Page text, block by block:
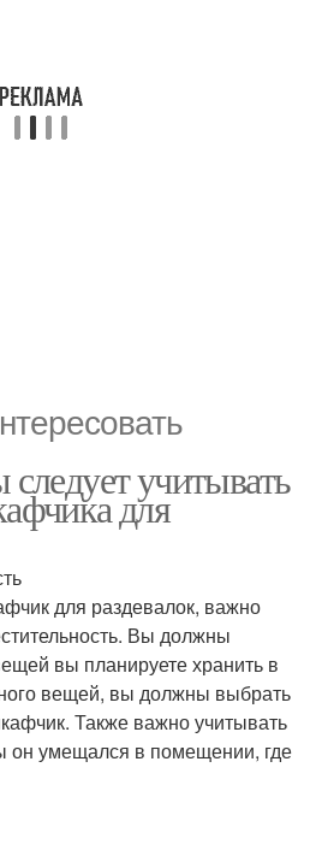
учитывать
для
для раздевалок, важно
Вы должны
вы планируете хранить в
вещей, вы должны выбрать
Также важно учитывать
он умещался в помещении, где